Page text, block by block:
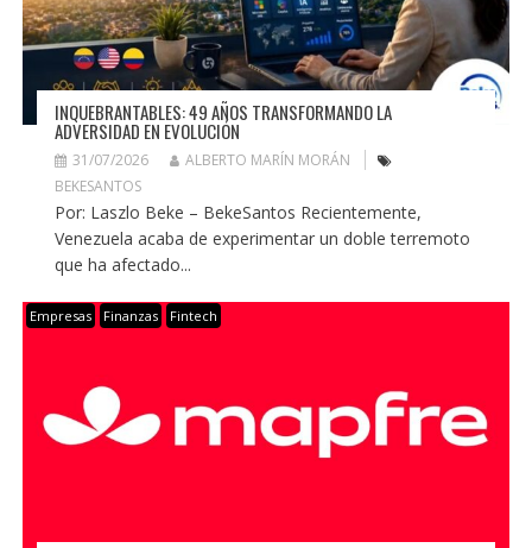
INQUEBRANTABLES: 49 AÑOS TRANSFORMANDO LA
ADVERSIDAD EN EVOLUCIÓN
31/07/2026
ALBERTO MARÍN MORÁN
BEKESANTOS
Por: Laszlo Beke – BekeSantos Recientemente,
Venezuela acaba de experimentar un doble terremoto
que ha afectado...
Empresas Finanzas Fintech